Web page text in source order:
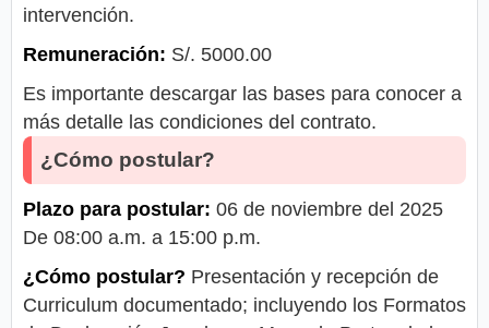
intervención.
Remuneración: S/. 5000.00
Es importante descargar las bases para conocer a
más detalle las condiciones del contrato.
¿Cómo postular?
Plazo para postular: 06 de noviembre del 2025
De 08:00 a.m. a 15:00 p.m.
¿Cómo postular? Presentación y recepción de
Curriculum documentado; incluyendo los Formatos